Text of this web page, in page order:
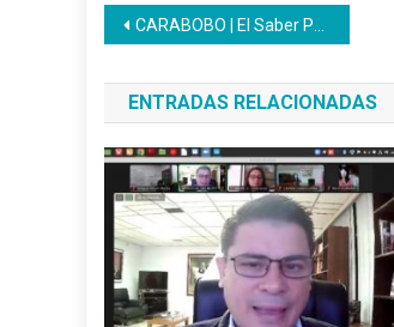
Navegación
de
entradas
CARABOBO | El Saber Popular: «La construcción diaria del conocimiento por parte del pueblo»
ENTRADAS RELACIONADAS